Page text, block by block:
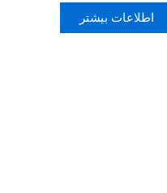
اطلاعات بیشتر